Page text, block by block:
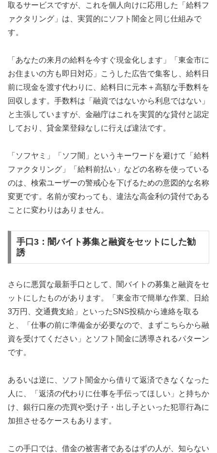
取るサービスですが、これを個人向けに応用した「給料フ
ァクタリング」は、実質的にソフト闇金と同じ仕組みで
す。
「あなたの来月の給料を今すぐ現金化します」「東金市に
お住まいの方も即日対応」こうした広告で集客し、給料日
前に現金を渡す代わりに、給料日に元本＋高額な手数料を
回収します。手数料は「融資ではないから利息ではない」
と主張していますが、金融庁はこれを実質的な貸付と認定
しており、貸金業登録なしに行えば違法です。
「ソフヤミ」「ソフ闇」というキーワードを避けて「給料
ファクタリング」「給料前払い」などの名称を使っている
のは、検索ユーザーの警戒心を下げるための意図的な名称
変更です。名前が変わっても、違法な高金利の貸付である
ことに変わりはありません。
手口3：闇バイト募集と融資をセットにした勧
誘
さらに悪質な最新手口として、闇バイトの募集と融資をセ
ットにしたものがあります。「東金市で簡単な作業、日給
3万円、交通費支給」といったSNS投稿から連絡を取る
と、「仕事の前に準備金が必要なので、まずこちらから融
資を受けてください」とソフト闇金に誘導されるパターン
です。
あるいは逆に、ソフト闇金から借りて返済できなくなった
人に、「返済の代わりに仕事を手伝ってほしい」と持ちか
け、銀行口座の売買や受け子・出し子といった犯罪行為に
加担させるケースもあります。
この手口では、借金の被害者であるはずの人が、知らない